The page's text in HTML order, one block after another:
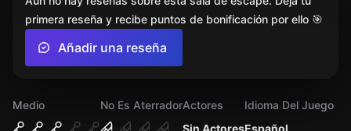
Medio
No Es Aterrador
Sin Actores
Actores
Español
Idioma Del Juego
primera reseña y recibe puntos de bonificación por ello 🎯
Añadir una reseña